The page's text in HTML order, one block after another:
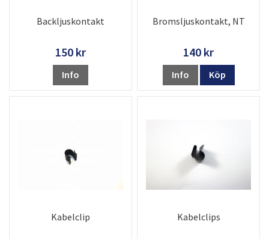
Backljuskontakt
150 kr
Info
Bromsljuskontakt, NT
140 kr
Info Köp
Kabelclip Kabelclips